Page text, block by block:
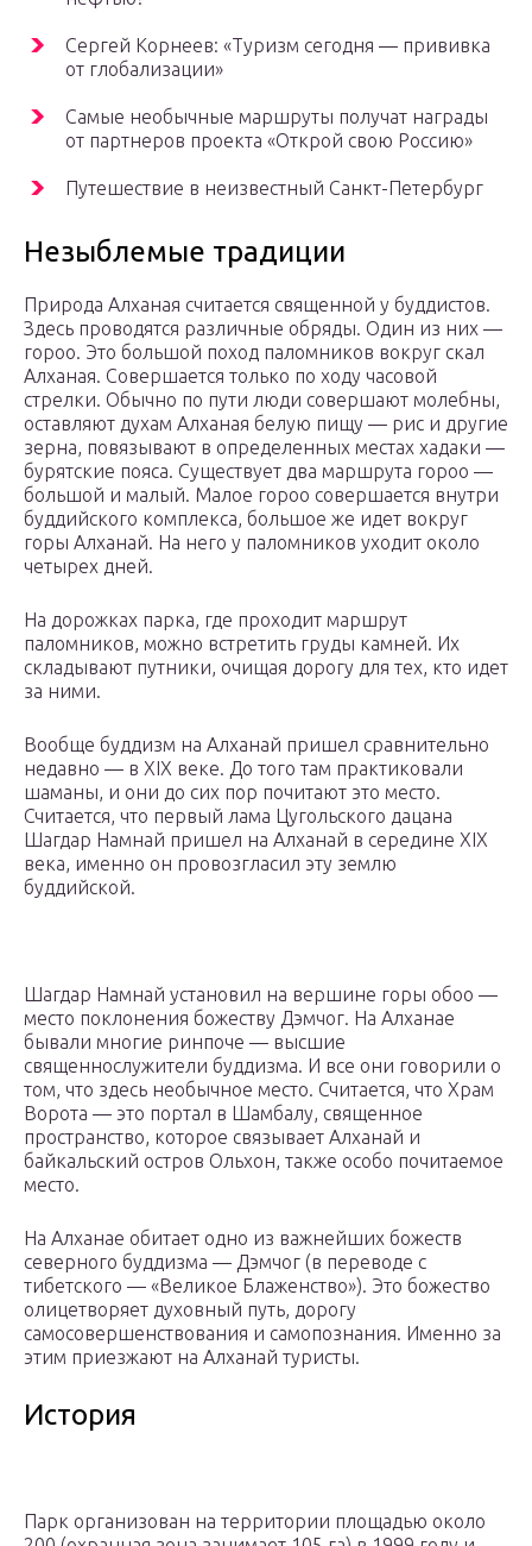
Сергей Корнеев: «Туризм сегодня — прививка
от глобализации»
Самые необычные маршруты получат награды
от партнеров проекта «Открой свою Россию»
Путешествие в неизвестный Санкт-Петербург
Незыблемые традиции
Природа Алханая считается священной у буддистов.
Здесь проводятся различные обряды. Один из них —
гороо. Это большой поход паломников вокруг скал
Алханая. Совершается только по ходу часовой
стрелки. Обычно по пути люди совершают молебны,
оставляют духам Алханая белую пищу — рис и другие
зерна, повязывают в определенных местах хадаки —
бурятские пояса. Существует два маршрута гороо —
большой и малый. Малое гороо совершается внутри
буддийского комплекса, большое же идет вокруг
горы Алханай. На него у паломников уходит около
четырех дней.
На дорожках парка, где проходит маршрут
паломников, можно встретить груды камней. Их
складывают путники, очищая дорогу для тех, кто идет
за ними.
Вообще буддизм на Алханай пришел сравнительно
недавно — в XIX веке. До того там практиковали
шаманы, и они до сих пор почитают это место.
Считается, что первый лама Цугольского дацана
Шагдар Намнай пришел на Алханай в середине XIX
века, именно он провозгласил эту землю
буддийской.
Шагдар Намнай установил на вершине горы обоо —
место поклонения божеству Дэмчог. На Алханае
бывали многие ринпоче — высшие
священнослужители буддизма. И все они говорили о
том, что здесь необычное место. Считается, что Храм
Ворота — это портал в Шамбалу, священное
пространство, которое связывает Алханай и
байкальский остров Ольхон, также особо почитаемое
место.
На Алханае обитает одно из важнейших божеств
северного буддизма — Дэмчог (в переводе с
тибетского — «Великое Блаженство»). Это божество
олицетворяет духовный путь, дорогу
самосовершенствования и самопознания. Именно за
этим приезжают на Алханай туристы.
История
Парк организован на территории площадью около